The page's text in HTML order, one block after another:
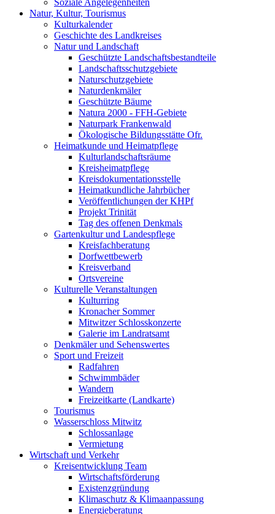
Soziale Angelegenheiten
Natur, Kultur, Tourismus
Kulturkalender
Geschichte des Landkreises
Natur und Landschaft
Geschützte Landschaftsbestandteile
Landschaftsschutzgebiete
Naturschutzgebiete
Naturdenkmäler
Geschützte Bäume
Natura 2000 - FFH-Gebiete
Naturpark Frankenwald
Ökologische Bildungsstätte Ofr.
Heimatkunde und Heimatpflege
Kulturlandschaftsräume
Kreisheimatpflege
Kreisdokumentationsstelle
Heimatkundliche Jahrbücher
Veröffentlichungen der KHPf
Projekt Trinität
Tag des offenen Denkmals
Gartenkultur und Landespflege
Kreisfachberatung
Dorfwettbewerb
Kreisverband
Ortsvereine
Kulturelle Veranstaltungen
Kulturring
Kronacher Sommer
Mitwitzer Schlosskonzerte
Galerie im Landratsamt
Denkmäler und Sehenswertes
Sport und Freizeit
Radfahren
Schwimmbäder
Wandern
Freizeitkarte (Landkarte)
Tourismus
Wasserschloss Mitwitz
Schlossanlage
Vermietung
Wirtschaft und Verkehr
Kreisentwicklung Team
Wirtschaftsförderung
Existenzgründung
Klimaschutz & Klimaanpassung
Energieberatung